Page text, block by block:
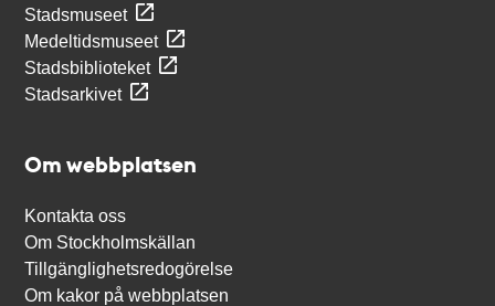
Stadsmuseet
Medeltidsmuseet
Stadsbiblioteket
Stadsarkivet
Om webbplatsen
Kontakta oss
Om Stockholmskällan
Tillgänglighetsredogörelse
Om kakor på webbplatsen